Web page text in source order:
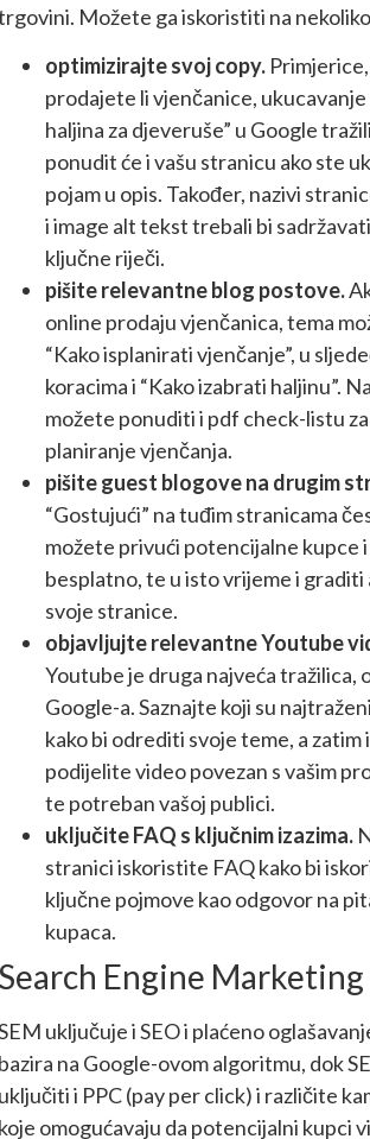
Možete ga iskoristiti na
optimizirajte svoj copy. Primjerice,
prodajete li vjenčanice, ukucavanje
haljina za djeveruše” u Google
ponudit će i vašu stranicu ako ste
pojam u opis. Također, nazivi
i image alt tekst trebali bi
ključne riječi.
pišite relevantne blog postove.
online prodaju vjenčanica, tema
“Kako isplanirati vjenčanje”, u
koracima i “Kako izabrati haljinu”.
možete ponuditi i pdf check-listu za
planiranje vjenčanja.
pišite guest blogove na drugim
“Gostujući” na tuđim stranicama
možete privući potencijalne kupce
besplatno, te u isto vrijeme i
svoje stranice.
objavljujte relevantne Youtube
Youtube je druga najveća tražilica,
Google-a. Saznajte koji su
kako bi odrediti svoje teme, a zatim i
podijelite video povezan s vašim
te potreban vašoj publici.
uključite FAQ s ključnim izazima.
stranici iskoristite FAQ kako bi
ključne pojmove kao odgovor na
kupaca.
Engine Marketing
uključuje i SEO i plaćeno
na Google-ovom algoritmu, dok
i PPC (pay per click) i različite
omogućavaju da potencijalni kupci